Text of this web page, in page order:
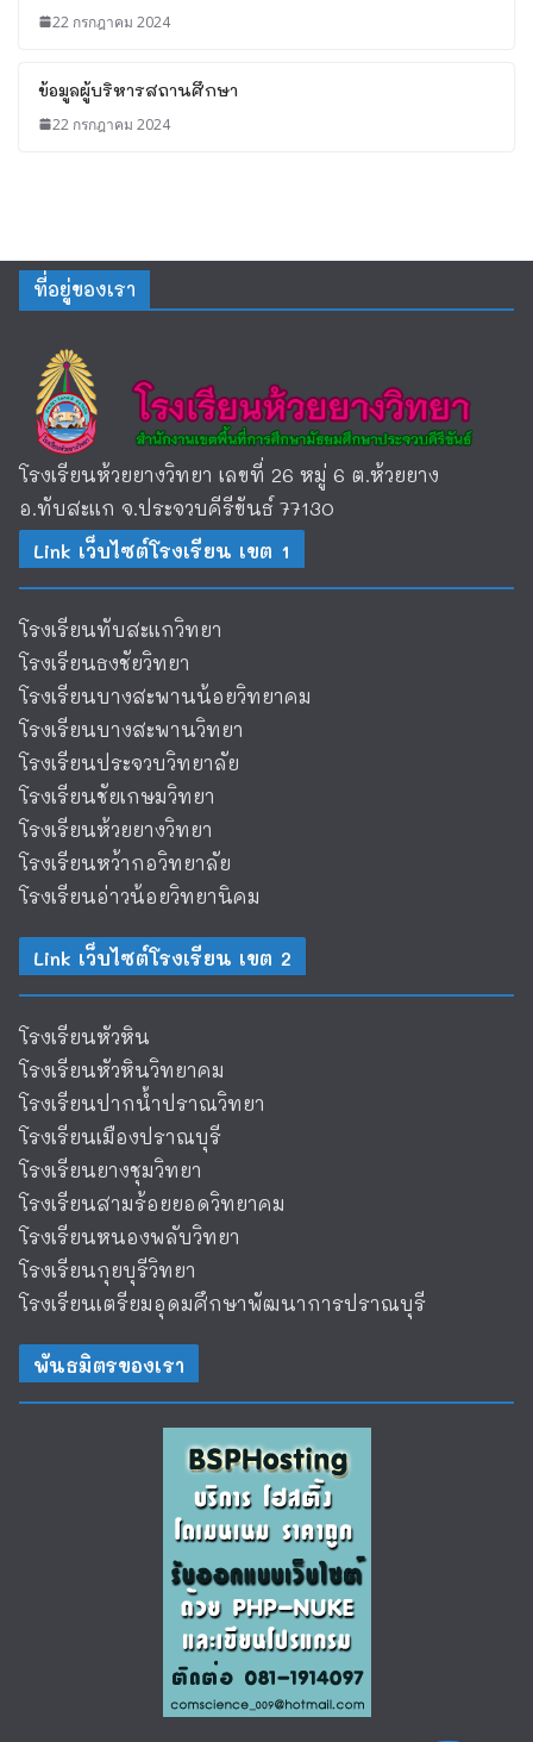
22 กรกฎาคม 2024
ข้อมูลผู้บริหารสถานศึกษา
22 กรกฎาคม 2024
ที่อยู่ของเรา
โรงเรียนห้วยยางวิทยา เลขที่ 26 หมู่ 6 ต.ห้วยยาง
อ.ทับสะแก จ.ประจวบคีรีขันธ์ 77130
Link เว็บไซต์โรงเรียน เขต 1
โรงเรียนทับสะแกวิทยา
โรงเรียนธงชัยวิทยา
โรงเรียนบางสะพานน้อยวิทยาคม
โรงเรียนบางสะพานวิทยา
โรงเรียนประจวบวิทยาลัย
โรงเรียนชัยเกษมวิทยา
โรงเรียนห้วยยางวิทยา
โรงเรียนหว้ากอวิทยาลัย
โรงเรียนอ่าวน้อยวิทยานิคม
Link เว็บไซต์โรงเรียน เขต 2
โรงเรียนหัวหิน
โรงเรียนหัวหินวิทยาคม
โรงเรียนปากน้ำปราณวิทยา
โรงเรียนเมืองปราณบุรี
โรงเรียนยางชุมวิทยา
โรงเรียนสามร้อยยอดวิทยาคม
โรงเรียนหนองพลับวิทยา
โรงเรียนกุยบุรีวิทยา
โรงเรียนเตรียมอุดมศึกษาพัฒนาการปราณบุรี
พันธมิตรของเรา